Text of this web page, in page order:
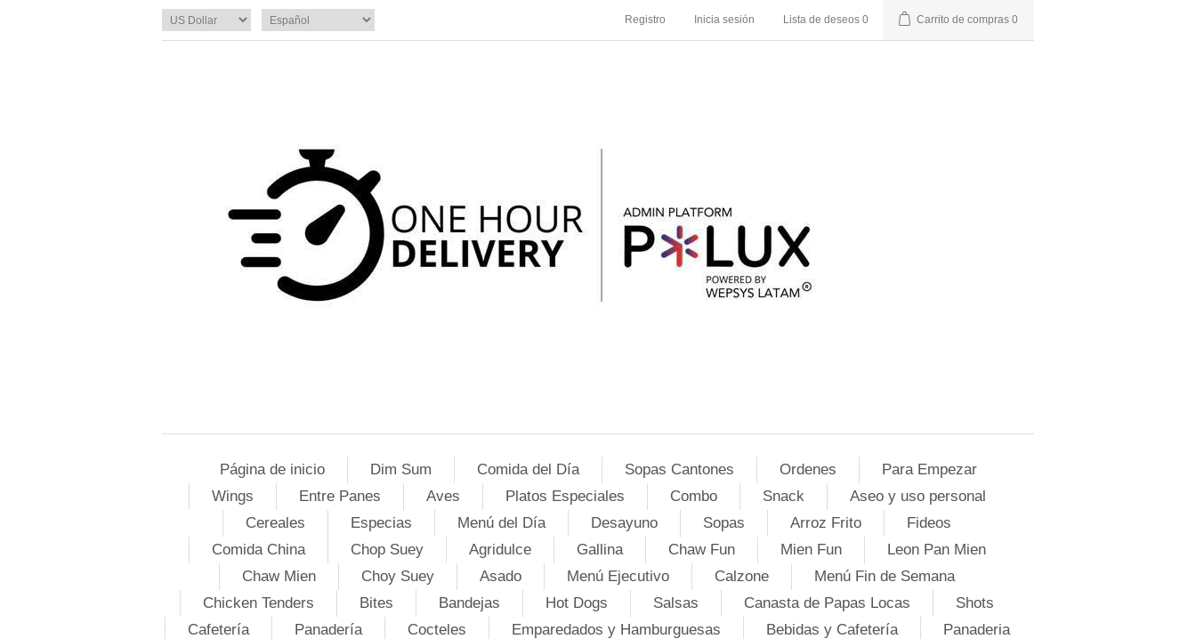
Registro Inicia sesión Lista de deseos 0 Carrito de compras 0
Página de inicio Dim Sum Comida del Día Sopas Cantones Ordenes
Para Empezar
Wings
Entre Panes Aves Platos Especiales Combo Snack
Aseo y uso personal
Cereales
Especias Menú del Día Desayuno Sopas Arroz Frito
Fideos
Comida China
Chop Suey Agridulce Gallina Chaw Fun Mien Fun
Leon Pan Mien
Chaw Mien
Choy Suey Asado Menú Ejecutivo Calzone
Menú Fin de Semana
Chicken Tenders
Bites Bandejas Hot Dogs Salsas Canasta de Papas Locas
Shots
Cafetería
Panadería Cocteles Emparedados y Hamburguesas Bebidas y Cafetería
Panaderia